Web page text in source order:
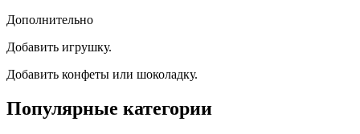
Дополнительно
Добавить игрушку.
Добавить конфеты или шоколадку.
Популярные категории